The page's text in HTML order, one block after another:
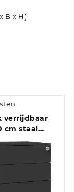
B x H)
verrijdbaar
cm staal